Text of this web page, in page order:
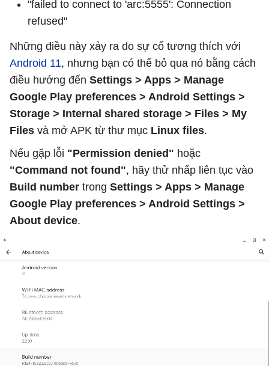
"failed to connect to 'arc:5555': Connection
refused"
Những điều này xảy ra do sự cố tương thích với
Android 11, nhưng bạn có thể bỏ qua nó bằng cách
điều hướng đến Settings > Apps > Manage
Google Play preferences > Android Settings >
Storage > Internal shared storage > Files > My
Files và mở APK từ thư mục Linux files.
Nếu gặp lỗi "Permission denied" hoặc
"Command not found", hãy thử nhấp liên tục vào
Build number trong Settings > Apps > Manage
Google Play preferences > Android Settings >
About device.